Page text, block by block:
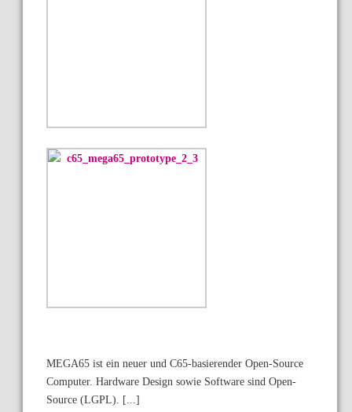
MEGA65 ist ein neuer und C65-basierender Open-Source
Computer. Hardware Design sowie Software sind Open-
Source (LGPL). [...]